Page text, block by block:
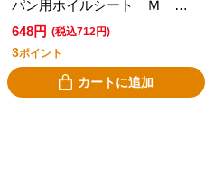
パン用ホイルシート Ｍ 幅
２５ｃｍ×長さ１５ｍ
648円 (税込712円)
3ポイント
カートに追加